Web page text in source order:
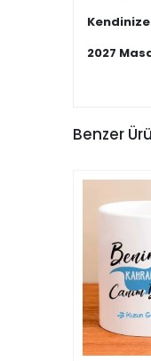
2027
Benzer